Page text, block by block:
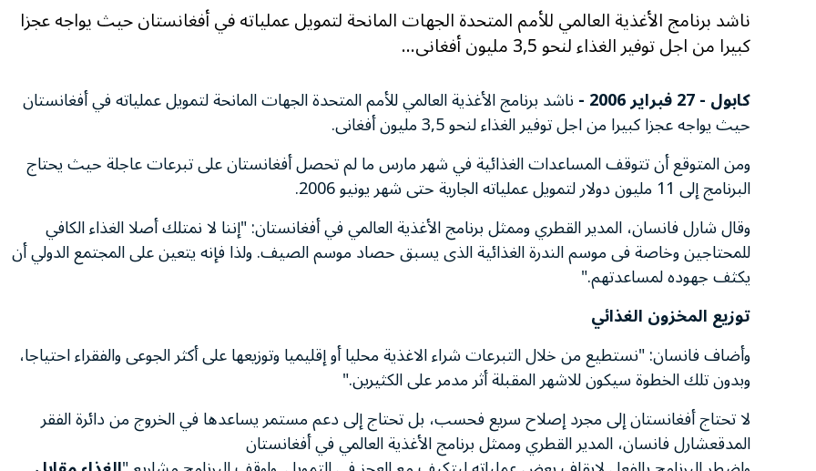
ناشد برنامج الأغذية العالمي للأمم المتحدة الجهات المانحة لتمويل عملياته في أفغانستان حيث يواجه عجزا
كبيرا من اجل توفير الغذاء لنحو 3,5 مليون أفغانى...
كابول - 27 فبراير 2006 - ناشد برنامج الأغذية العالمي للأمم المتحدة الجهات المانحة لتمويل عملياته في أفغانستان
حيث يواجه عجزا كبيرا من اجل توفير الغذاء لنحو 3,5 مليون أفغانى.
ومن المتوقع أن تتوقف المساعدات الغذائية في شهر مارس ما لم تحصل أفغانستان على تبرعات عاجلة حيث يحتاج
البرنامج إلى 11 مليون دولار لتمويل عملياته الجارية حتى شهر يونيو 2006.
وقال شارل فانسان، المدير القطري وممثل برنامج الأغذية العالمي في أفغانستان: "إننا لا نمتلك أصلا الغذاء الكافي
للمحتاجين وخاصة فى موسم الندرة الغذائية الذى يسبق حصاد موسم الصيف. ولذا فإنه يتعين على المجتمع الدولي أن
يكثف جهوده لمساعدتهم."
توزيع المخزون الغذائي
وأضاف فانسان: "نستطيع من خلال التبرعات شراء الاغذية محليا أو إقليميا وتوزيعها على أكثر الجوعى والفقراء احتياجا،
وبدون تلك الخطوة سيكون للاشهر المقبلة أثر مدمر على الكثيرين."
لا تحتاج أفغانستان إلى مجرد إصلاح سريع فحسب، بل تحتاج إلى دعم مستمر يساعدها في الخروج من دائرة الفقر
المدقعشارل فانسان، المدير القطري وممثل برنامج الأغذية العالمي في أفغانستان